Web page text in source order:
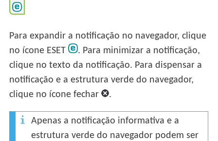
Para expandir a notificação no navegador, clique
no ícone ESET
. Para minimizar a notificação,
clique no texto da notificação. Para dispensar a
notificação e a estrutura verde do navegador,
clique no ícone fechar
.
Apenas a notificação informativa e a
estrutura verde do navegador podem ser